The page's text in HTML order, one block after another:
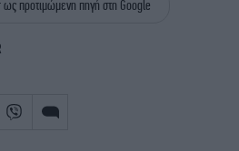
ΖΩΔΙΑ
προτιμώμενη πηγή στη Google